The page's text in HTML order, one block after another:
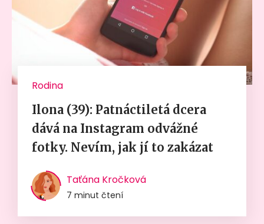
Rodina
Ilona (39): Patnáctiletá dcera
dává na Instagram odvážné
fotky. Nevím, jak jí to zakázat
Taťána Kročková
7 minut čtení